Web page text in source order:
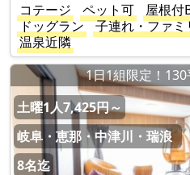
コテージ
ペット可 屋根付
ドッグラン
子連れ・ファミ
温泉近隣
1日1組限定！
土曜1人7,425円～
岐阜・恵那・中津川・瑞浪
8名迄